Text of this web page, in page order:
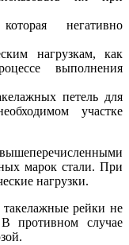
негативно
нагрузкам, как
выполнения
петель для
участке
марок стали. При
нагрузки.
рейки не
В противном случае